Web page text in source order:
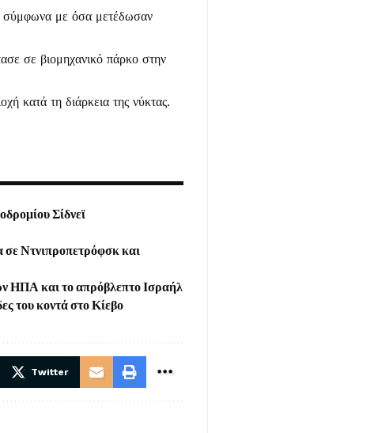
σύμφωνα με όσα μετέδωσαν
σε βιομηχανικό πάρκο στην
κατά τη διάρκεια της νύκτας.
Σίδνεϊ
σε Ντνιπροπετρόφσκ και
ΗΠΑ και το απρόβλεπτο Ισραήλ
του κοντά στο Κίεβο
Twitter